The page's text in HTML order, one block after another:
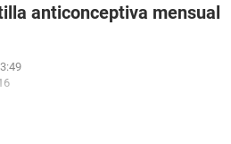
anticonceptiva mensual